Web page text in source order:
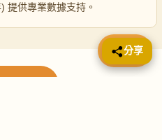
提供專業數據支持。
📤 分享
分享